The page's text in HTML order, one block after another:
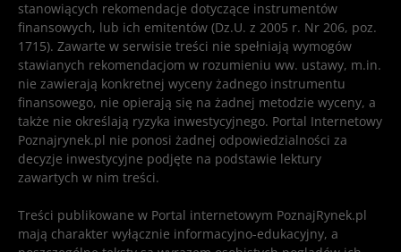
stanowiących rekomendacje dotyczące instrumentów
finansowych, lub ich emitentów (Dz.U. z 2005 r. Nr 206, poz.
1715). Zawarte w serwisie treści nie spełniają wymogów
stawianych rekomendacjom w rozumieniu ww. ustawy, m.in.
nie zawierają konkretnej wyceny żadnego instrumentu
finansowego, nie opierają się na żadnej metodzie wyceny, a
także nie określają ryzyka inwestycyjnego. Portal Internetowy
Poznajrynek.pl nie ponosi żadnej odpowiedzialności za
decyzje inwestycyjne podjęte na podstawie lektury
zawartych w nim treści.
Treści publikowane w Portal internetowym PoznajRynek.pl
mają charakter wyłącznie informacyjno-edukacyjny, a